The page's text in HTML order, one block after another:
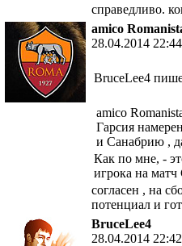
справедливо.
amico
28.04.2014
BruceLee4
amico
Гарсия
и Санабрию ,
Как по мне, -
игрока на
согласен , на
потенциал и
BruceLee4
28.04.2014